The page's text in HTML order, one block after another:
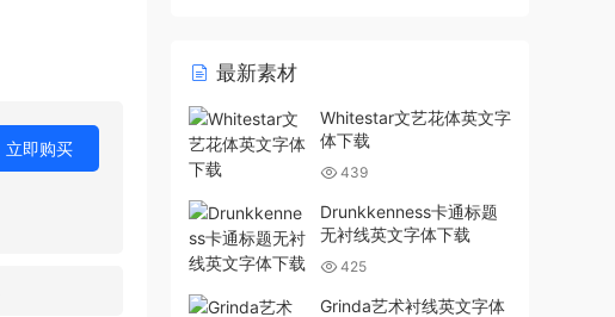
立即购买
最新素材
Whitestar文艺花体英文字
体下载
439
Drunkkenness卡通标题
无衬线英文字体下载
425
Grinda艺术衬线英文字体